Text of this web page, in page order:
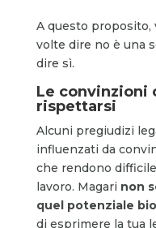
A questo proposito,
volte dire no è una
dire sì.
Le convinzioni
rispettarsi
Alcuni pregiudizi
influenzati da
che rendono
lavoro. Magari non
quel potenziale
di esprimere la tua